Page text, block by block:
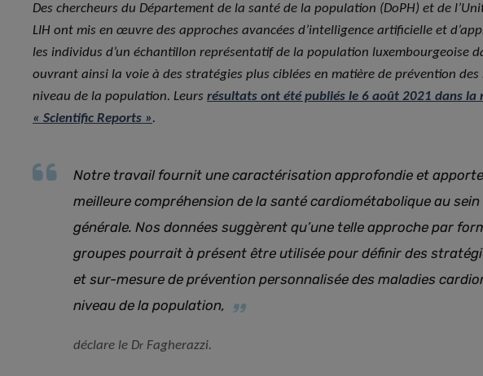
Des chercheurs du Département de la santé de la population (DoPH) et de
LIH ont mis en œuvre des approches avancées d’intelligence artificielle et
les individus d’un échantillon représentatif de la population luxembourgeoise
ouvrant ainsi la voie à des stratégies plus ciblées en matière de prévention
niveau de la population. Leurs résultats ont été publiés le 6 août 2021 dans
« Scientific Reports ».
Notre travail fournit une caractérisation approfondie et
meilleure compréhension de la santé cardiométabolique au
générale. Nos données suggèrent qu’une telle approche par
groupes pourrait à présent être utilisée pour définir des
et sur-mesure de prévention personnalisée des maladies
niveau de la population,
déclare le Dr Fagherazzi.